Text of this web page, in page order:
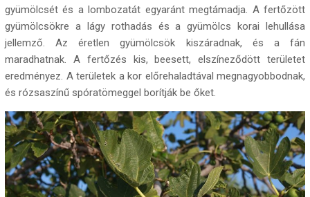
gyümölcsét és a lombozatát egyaránt megtámadja. A fertőzött
gyümölcsökre a lágy rothadás és a gyümölcs korai lehullása
jellemző. Az éretlen gyümölcsök kiszáradnak, és a fán
maradhatnak. A fertőzés kis, beesett, elszíneződött területet
eredményez. A területek a kor előrehaladtával megnagyobbodnak,
és rózsaszínű spóratömeggel borítják be őket.